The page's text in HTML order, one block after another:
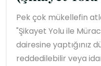
Pek çok mükellefin
"Şikayet Yolu ile
dairesine yaptığınız
reddedilebilir veya